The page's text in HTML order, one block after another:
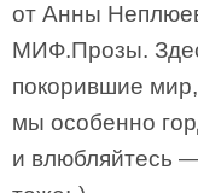
от Анны
МИФ.Прозы.
покорившие
мы особенно
и влюбляйтесь